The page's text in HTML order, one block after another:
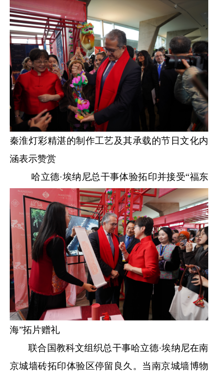
秦淮灯彩精湛的制作工艺及其承载的节日文化内
涵表示赞赏
哈立德·埃纳尼总干事体验拓印并接受“福东
海”拓片赠礼
联合国教科文组织总干事哈立德·埃纳尼在南
京城墙砖拓印体验区停留良久。当南京城墙博物